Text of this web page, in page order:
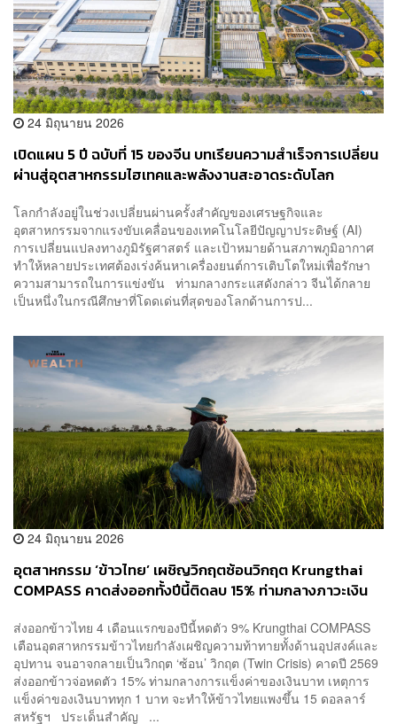
24 มิถุนายน 2026
เปิดแผน 5 ปี ฉบับที่ 15 ของจีน บทเรียนความสำเร็จการเปลี่ยน
ผ่านสู่อุตสาหกรรมไฮเทคและพลังงานสะอาดระดับโลก
โลกกำลังอยู่ในช่วงเปลี่ยนผ่านครั้งสำคัญของเศรษฐกิจและ
อุตสาหกรรมจากแรงขับเคลื่อนของเทคโนโลยีปัญญาประดิษฐ์ (AI)
การเปลี่ยนแปลงทางภูมิรัฐศาสตร์ และเป้าหมายด้านสภาพภูมิอากาศ
ทำให้หลายประเทศต้องเร่งค้นหาเครื่องยนต์การเติบโตใหม่เพื่อรักษา
ความสามารถในการแข่งขัน ท่ามกลางกระแสดังกล่าว จีนได้กลาย
เป็นหนึ่งในกรณีศึกษาที่โดดเด่นที่สุดของโลกด้านการป...
24 มิถุนายน 2026
อุตสาหกรรม ‘ข้าวไทย’ เผชิญวิกฤตซ้อนวิกฤต Krungthai
COMPASS คาดส่งออกทั้งปีนี้ติดลบ 15% ท่ามกลางภาวะเงิน
ส่งออกข้าวไทย 4 เดือนแรกของปีนี้หดตัว 9% Krungthai COMPASS
เตือนอุตสาหกรรมข้าวไทยกำลังเผชิญความท้าทายทั้งด้านอุปสงค์และ
อุปทาน จนอาจกลายเป็นวิกฤต ‘ซ้อน’ วิกฤต (Twin Crisis) คาดปี 2569
ส่งออกข้าวจ่อหดตัว 15% ท่ามกลางการแข็งค่าของเงินบาท เหตุการ
แข็งค่าของเงินบาททุก 1 บาท จะทำให้ข้าวไทยแพงขึ้น 15 ดอลลาร์
สหรัฐฯ ประเด็นสำคัญ ...